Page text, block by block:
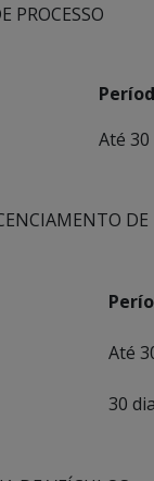
PROCESSO
Até 30
DE
Até 30
30